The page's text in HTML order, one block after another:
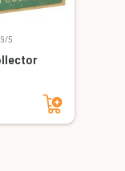
5
Ajouter au panier